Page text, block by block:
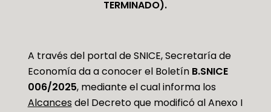
TERMINADO).
A través del portal de SNICE, Secretaría de
Economía da a conocer el Boletín B.SNICE
006/2025, mediante el cual informa los
Alcances del Decreto que modificó al Anexo I